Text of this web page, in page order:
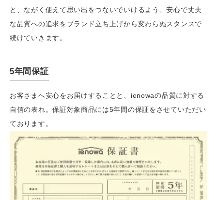
と、ながく使えて思い出をつないでいけるよう、安心で丈夫
な品質への追求をブランド立ち上げから変わらぬスタンスで
続けていきます。
5年間保証
お客さまへ安心をお届けすることと、ienowaの品質に対する
自信の表れ。保証対象商品には5年間の保証をさせていただい
ております。